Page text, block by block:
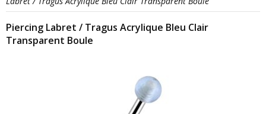
Piercing Labret / Tragus Acrylique Bleu Clair
Transparent Boule